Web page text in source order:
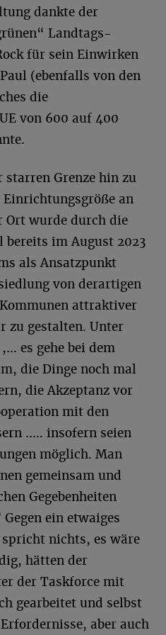
dankte der
Landtags-
für sein Einwirken
(ebenfalls von den
die
von 600 auf 400
starren Grenze hin zu
an
Ort wurde durch die
im August 2023
als Ansatzpunkt
von derartigen
attraktiver
zu gestalten. Unter
es gehe bei dem
die Dinge noch mal
die Akzeptanz vor
mit den
..… insofern seien
möglich. Man
gemeinsam und
Gegebenheiten
ein etwaiges
spricht nichts, es wäre
hätten der
der Taskforce mit
gearbeitet und selbst
aber auch